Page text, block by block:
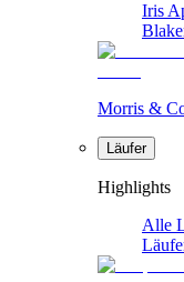
Iris
Morris &
Läufer
Highlights
Alle